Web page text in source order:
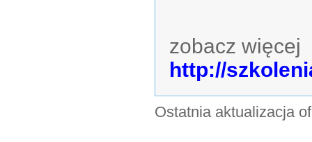
zobacz więcej
http://
Ostatnia aktualizacja